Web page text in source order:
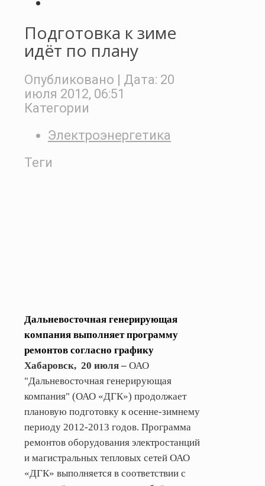
Подготовка к зиме
идёт по плану
Опубликовано | Дата: 20
июля 2012, 06:51
Категории
Электроэнергетика
Теги
Дальневосточная генерирующая
компания выполняет программу
ремонтов согласно графику
Хабаровск, 20 июля – ОАО
"Дальневосточная генерирующая
компания" (ОАО «ДГК») продолжает
плановую подготовку к осенне-зимнему
периоду 2012-2013 годов. Программа
ремонтов оборудования электростанций
и магистральных тепловых сетей ОАО
«ДГК» выполняется в соответствии с